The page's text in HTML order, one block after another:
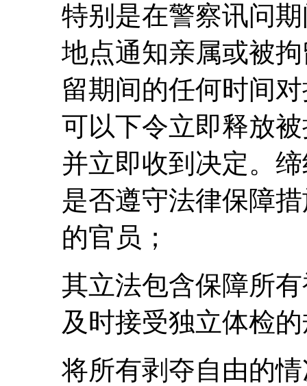
特别是在警察讯问
地点通知亲属或被
留期间的任何时间
可以下令立即释放
并立即收到决定。
是否遵守法律保障
的官员；
其立法包含保障所
及时接受独立体检
将所有剥夺自由的